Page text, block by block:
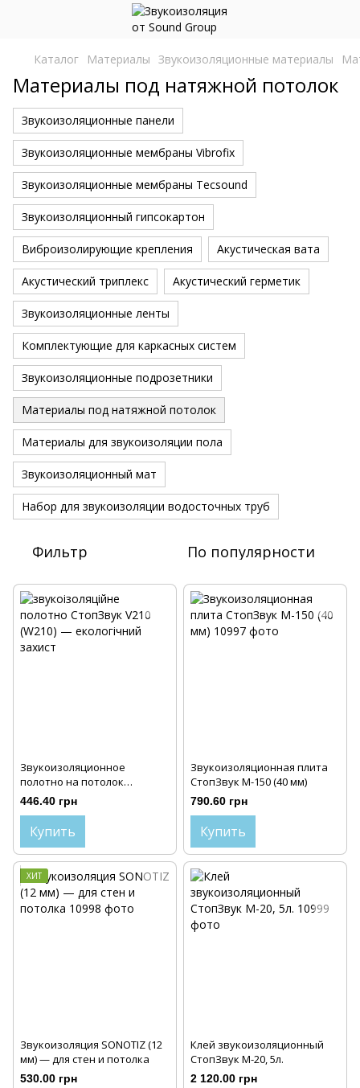
Каталог Материалы Звукоизоляционные материалы
Материалы под натяжной потолок
Звукоизоляционные панели
Звукоизоляционные мембраны Vibrofix
Звукоизоляционные мембраны Tecsound
Звукоизоляционный гипсокартон
Виброизолирующие крепления Акустическая вата
Акустический триплекс Акустический герметик
Звукоизоляционные ленты
Комплектующие для каркасных систем
Звукоизоляционные подрозетники
Материалы под натяжной потолок
Материалы для звукоизоляции пола
Звукоизоляционный мат
Набор для звукоизоляции водосточных труб
Фильтр По популярности
Звукоизоляционное
полотно на потолок
СтопЗвук V210
446.40 грн
Купить
Звукоизоляционная плита
СтопЗвук М-150 (40 мм)
790.60 грн
Купить
ХИТ
Звукоизоляция SONOTIZ (12
мм) — для стен и потолка
530.00 грн
Клей звукоизоляционный
СтопЗвук М-20, 5л.
2 120.00 грн